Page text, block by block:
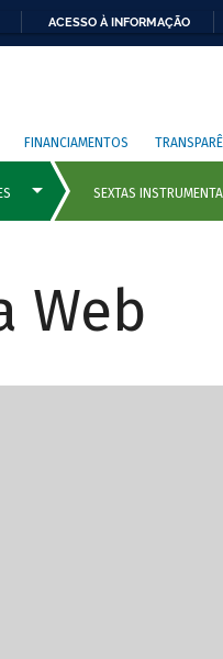
ACESSO À INFORMAÇÃO
FINANCIAMENTOS
Web